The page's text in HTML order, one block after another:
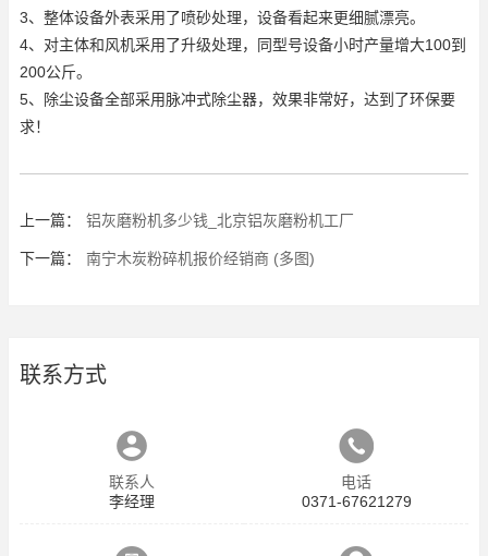
3、整体设备外表采用了喷砂处理，设备看起来更细腻漂亮。
4、对主体和风机采用了升级处理，同型号设备小时产量增大100到
200公斤。
5、除尘设备全部采用脉冲式除尘器，效果非常好，达到了环保要
求！
上一篇： 铝灰磨粉机多少钱_北京铝灰磨粉机工厂
下一篇： 南宁木炭粉碎机报价经销商 (多图)
联系方式
联系人
李经理
电话
0371-67621279